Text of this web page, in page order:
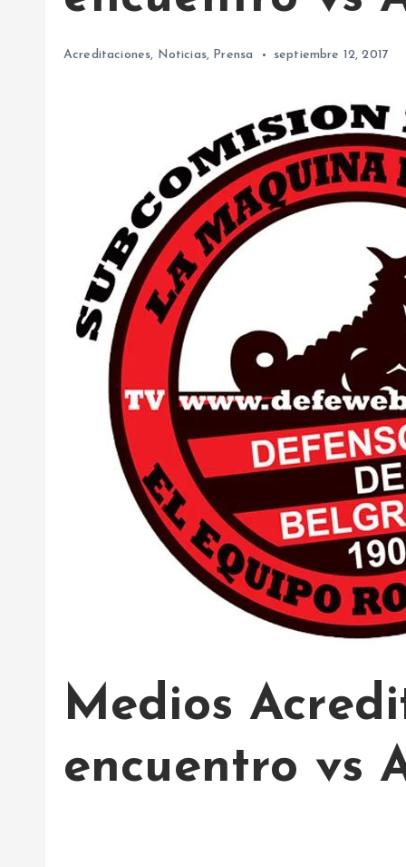
Acreditaciones, Noticias, Prensa septiembre 12, 2017
Medios
encuentro vs